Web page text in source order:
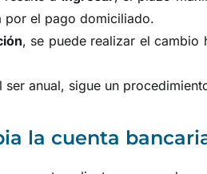
por el pago domiciliado.
, se puede realizar el cambio
anual, sigue un
la cuenta